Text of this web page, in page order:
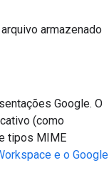
armazenado
Google. O
(como
tipos MIME
e o Google